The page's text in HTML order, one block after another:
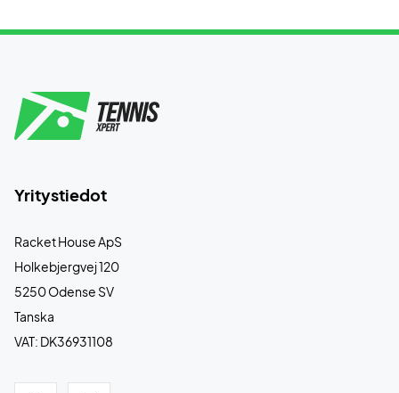
Yritystiedot
Racket House ApS
Holkebjergvej 120
5250 Odense SV
Tanska
VAT: DK36931108